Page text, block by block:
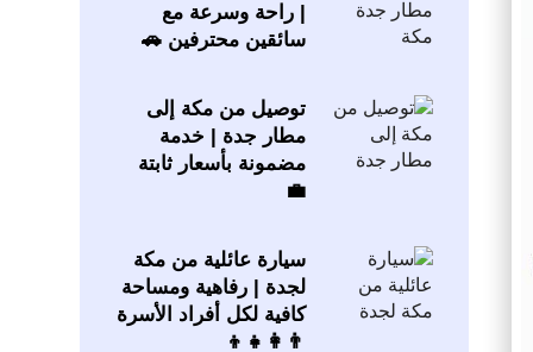
| راحة وسرعة مع
سائقين محترفين 🚗
توصيل من مكة إلى
مطار جدة | خدمة
مضمونة بأسعار ثابتة
💼
سيارة عائلية من مكة
لجدة | رفاهية ومساحة
كافية لكل أفراد الأسرة
👨‍👩‍👧‍👦